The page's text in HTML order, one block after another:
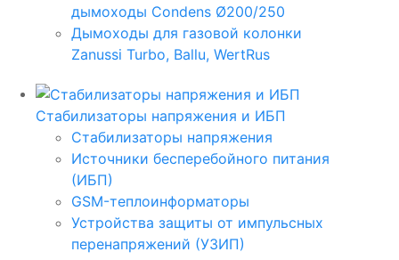
дымоходы Condens Ø200/250
Дымоходы для газовой колонки
Zanussi Turbo, Ballu, WertRus
Стабилизаторы напряжения и ИБП
Стабилизаторы напряжения
Источники бесперебойного питания
(ИБП)
GSM-теплоинформаторы
Устройства защиты от импульсных
перенапряжений (УЗИП)